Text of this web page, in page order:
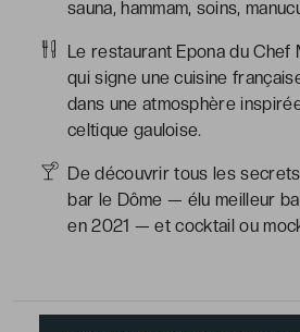
sauna, hammam, soins,
Le restaurant Epona du Chef
qui signe une cuisine
dans une atmosphère
celtique gauloise.
De découvrir tous les
bar le Dôme — élu meilleur
en 2021 — et cocktail ou